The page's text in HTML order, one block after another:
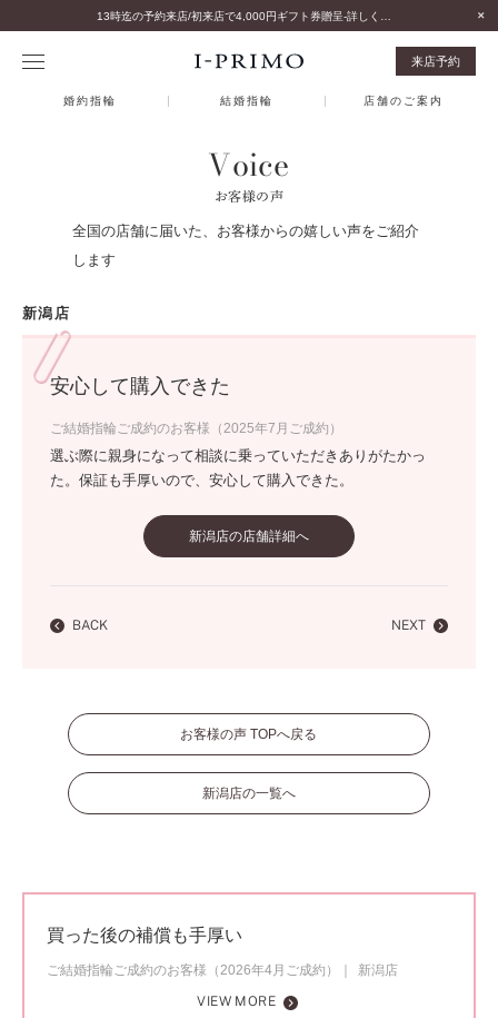
来店予約
婚約指輪 結婚指輪 店舗のご案内
Voice
お客様の声
全国の店舗に届いた、お客様からの嬉しい声をご紹介
します
新潟店
安心して購入できた
ご結婚指輪ご成約のお客様（2025年7月ご成約）
選ぶ際に親身になって相談に乗っていただきありがたかっ
た。保証も手厚いので、安心して購入できた。
新潟店の店舗詳細へ
BACK NEXT
お客様の声 TOPへ戻る
新潟店の一覧へ
買った後の補償も手厚い
ご結婚指輪ご成約のお客様（2026年4月ご成約）
新潟店
VIEW MORE